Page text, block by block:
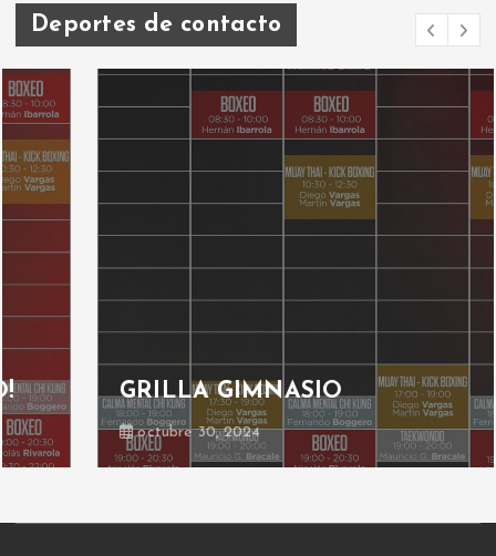
Deportes de contacto
GRILLA GIMNASIO
octubre 30, 2024